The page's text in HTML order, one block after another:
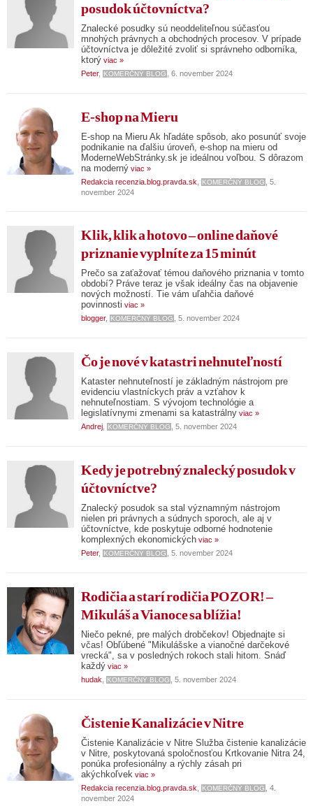
posudok účtovníctva?
Znalecké posudky sú neoddeliteľnou súčasťou
mnohých právnych a obchodných procesov. V prípade
účtovníctva je dôležité zvoliť si správneho odborníka,
ktorý viac »
Peter, KOMERČNÝ BLOG , 6. november 2024
E-shop na Mieru
E-shop na Mieru Ak hľadáte spôsob, ako posunúť svoje
podnikanie na ďalšiu úroveň, e-shop na mieru od
ModerneWebStránky.sk je ideálnou voľbou. S dôrazom
na moderný viac »
Redakcia recenzia.blog.pravda.sk
KOMERČNÝ BLOG
, 5.
november 2024
Klik, klik a hotovo – online daňové
priznanie vyplníte za 15 minút
Prečo sa zaťažovať témou daňového priznania v tomto
období? Práve teraz je však ideálny čas na objavenie
nových možností. Tie vám uľahčia daňové
povinnosti viac »
blogger, KOMERČNÝ BLOG , 5. november 2024
Čo je nové v katastri nehnuteľností
Kataster nehnuteľností je základným nástrojom pre
evidenciu vlastníckych práv a vzťahov k
nehnuteľnostiam. S vývojom technológie a
legislatívnymi zmenami sa katastrálny viac »
Andrej
KOMERČNÝ BLOG , 5. november 2024
Kedy je potrebný znalecký posudok v
účtovníctve?
Znalecký posudok sa stal významným nástrojom
nielen pri právnych a súdnych sporoch, ale aj v
účtovníctve, kde poskytuje odborné hodnotenie
komplexných ekonomických viac »
Peter, KOMERČNÝ BLOG , 5. november 2024
Rodičia a starí rodičia POZOR! –
Mikuláš a Vianoce sa blížia!
Niečo pekné, pre malých drobčekov! Objednajte si
včas! Obľúbené "Mikulášske a vianočné darčekové
vrecká", sa v posledných rokoch stali hitom. Snáď
každý viac »
hudak
KOMERČNÝ BLOG , 5. november 2024
Čistenie Kanalizácie v Nitre
Čistenie Kanalizácie v Nitre Služba čistenie kanalizácie
v Nitre, poskytovaná spoločnosťou Krtkovanie Nitra 24,
ponúka profesionálny a rýchly zásah pri
akýchkoľvek viac »
Redakcia recenzia.blog.pravda.sk
KOMERČNÝ BLOG
, 4.
november 2024